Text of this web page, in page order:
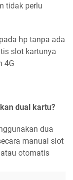
tidak perlu
hp tanpa ada
slot kartunya
4G
dual kartu?
dua
manual slot
otomatis